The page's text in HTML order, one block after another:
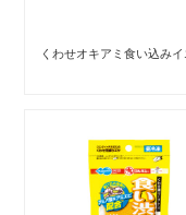
くわせオキアミ食い込み